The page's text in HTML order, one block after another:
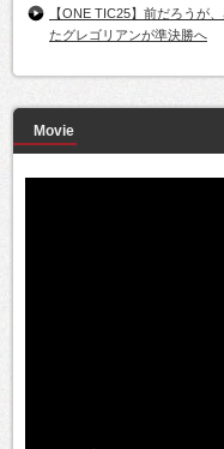
【ONE TIC25】前だろうが
たグレゴリアンが準決勝へ
Movie